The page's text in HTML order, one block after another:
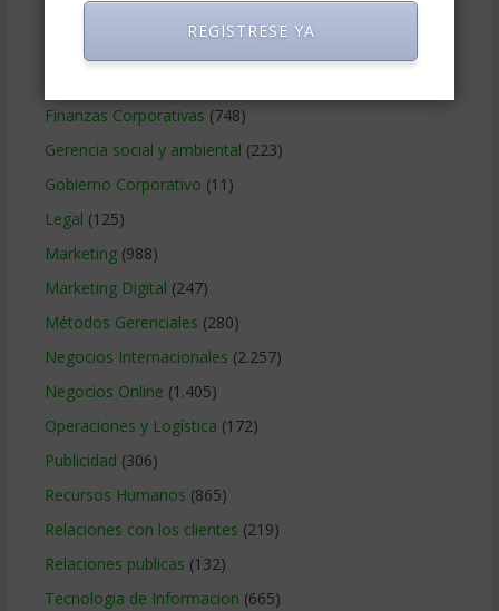
Contabilidad
Finanzas Corporativas (748)
Gerencia social y ambiental (223)
Gobierno Corporativo (11)
Legal (125)
Marketing(988)
Marketing Digital (247)
Métodos Gerenciales (280)
Negocios Internacionales (2.257)
Negocios Online (1.405)
Operaciones y Logística (172)
Publicidad (306)
Recursos Humanos (865)
Relaciones con los clientes (219)
Relaciones publicas (132)
Tecnologia de Informacion (665)
REGISTRESE YA